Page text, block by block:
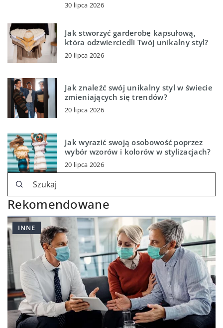
30 lipca 2026
Jak stworzyć garderobę kapsułową,
która odzwierciedli Twój unikalny styl?
20 lipca 2026
Jak znaleźć swój unikalny styl w świecie
zmieniających się trendów?
20 lipca 2026
Jak wyrazić swoją osobowość poprzez
wybór wzorów i kolorów w stylizacjach?
20 lipca 2026
Rekomendowane
INNE